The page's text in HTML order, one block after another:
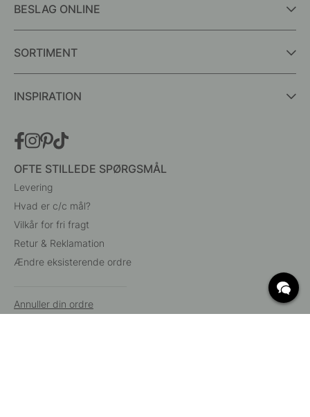
BESLAG ONLINE
SORTIMENT
INSPIRATION
OFTE STILLEDE SPØRGSMÅL
Levering
Hvad er c/c mål?
Vilkår for fri fragt
Retur & Reklamation
Ændre eksisterende ordre
Annuller din ordre